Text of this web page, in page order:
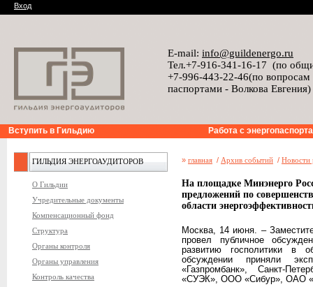
Вход
E-mail: info@guildenergo.ru
Тел.+7-916-341-16-17 (по
+7-996-443-22-46(по
паспортами - Волкова Евгения)
Вступить в Гильдию Работа с
ГИЛЬДИЯ ЭНЕРГОАУДИТОРОВ
О Гильдии
Учредительные документы
Компенсационный фонд
Структура
Органы контроля
Органы управления
Контроль качества
» главная / Архив событий / Новости
На площадке Минэнерго
предложений по
области
Москва, 14 июня. –
провел публичное
развитию госполитики в
обсуждении приняли
«Газпромбанк», Санкт-
«СУЭК», ООО «Сибур», ОАО